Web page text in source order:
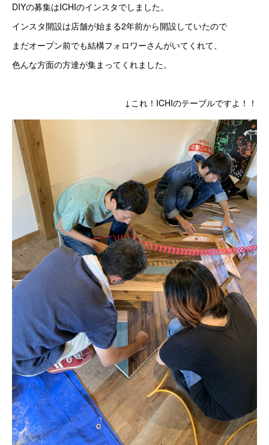
DIYの募集はICHIのインスタでしました。
インスタ開設は店舗が始まる2年前から開設していたので
まだオープン前でも結構フォロワーさんがいてくれて、
色んな方面の方達が集まってくれました。
↓これ！ICHIのテーブルですよ！！